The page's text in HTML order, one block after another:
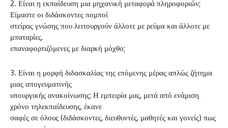
2. Είναι η εκπαίδευση μια μηχανική μεταφορά πληροφοριών;
Είμαστε οι διδάσκοντες πομποί
στείρας γνώσης που λειτουργούν άλλοτε με ρεύμα και άλλοτε με
μπαταρίες,
επαναφορτιζόμενες με διαρκή μόχθο;
3. Είναι η μορφή διδασκαλίας της επόμενης μέρας απλώς ζήτημα
μιας απογευματινής
υπουργικής ανακοίνωσης; Η εμπειρία μας, μετά από ενάμιση
χρόνο τηλεκπαίδευσης, έκανε
σαφές σε όλους (διδάσκοντες, διευθυντές, μαθητές και γονείς) πως